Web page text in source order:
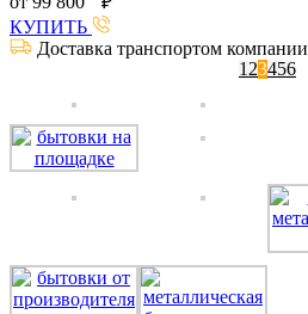
КУПИТЬ
Доставка транспортом компании
1 23456